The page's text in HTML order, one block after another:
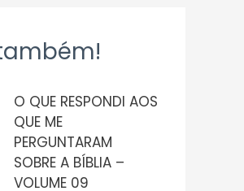
O QUE RESPONDI AOS
QUE ME
PERGUNTARAM
SOBRE A BÍBLIA –
VOLUME 09